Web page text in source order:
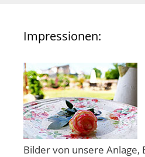
Impressionen:
Bilder von unsere Anlage,